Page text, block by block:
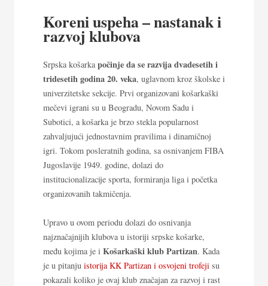
Koreni uspeha – nastanak i
razvoj klubova
Srpska košarkapočinje da se razvija dvadesetih i
tridesetih godina 20. veka, uglavnom kroz školske i
univerzitetske sekcije. Prvi organizovani košarkaški
mečevi igrani su u Beogradu, Novom Sadu i
Subotici, a košarka je brzo stekla popularnost
zahvaljujući jednostavnim pravilima i dinamičnoj
igri. Tokom posleratnih godina, sa osnivanjem FIBA
Jugoslavije 1949. godine, dolazi do
institucionalizacije sporta, formiranja liga i početka
organizovanih takmičenja.
Upravo u ovom periodu dolazi do osnivanja
najznačajnijih klubova u istoriji srpske košarke,
među kojima je i Košarkaški klub Partizan. Kada
je u pitanju istorija KK Partizan i osvojeni trofeji su
pokazali koliko je ovaj klub značajan za razvoj i rast